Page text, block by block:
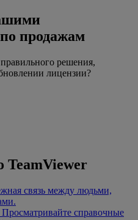
продажам
решения,
лицензии?
TeamViewer
связь между людьми,
Просматривайте справочные